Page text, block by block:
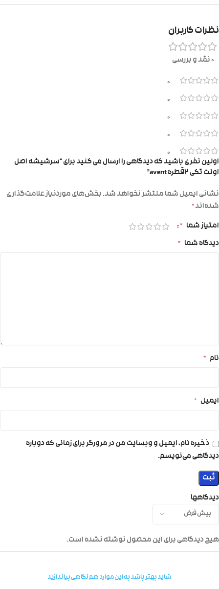
نظرات کاربران
0 نقد و بررسی
0
0
0
0
0
دیدگاهها
هیچ دیدگاهی برای این محصول نوشته نشده است.
اولین نفری باشید که دیدگاهی را ارسال می کنید برای “سرشیشه اصل
اونت تکی ۲قطره avent”
نشانی ایمیل شما منتشر نخواهد شد.بخش‌های موردنیاز علامت‌گذاری
شده‌اند*
امتیاز شما *
دیدگاه شما *
نام *
ایمیل *
ذخیره نام، ایمیل و وبسایت من در مرورگر برای زمانی که دوباره
دیدگاهی می‌نویسم.
شاید بهتر باشد به این موارد هم نگاهی بیاندازید